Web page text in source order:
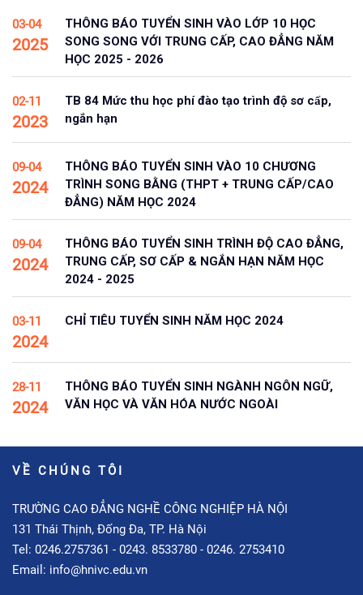
03-04
2025
THÔNG BÁO TUYỂN SINH VÀO LỚP 10 HỌC
SONG SONG VỚI TRUNG CẤP, CAO ĐẲNG NĂM
HỌC 2025 - 2026
02-11
2023
TB 84 Mức thu học phí đào tạo trình độ sơ cấp,
ngắn hạn
09-04
2024
THÔNG BÁO TUYỂN SINH VÀO 10 CHƯƠNG
TRÌNH SONG BẰNG (THPT + TRUNG CẤP/CAO
ĐẲNG) NĂM HỌC 2024
09-04
2024
THÔNG BÁO TUYỂN SINH TRÌNH ĐỘ CAO ĐẲNG,
TRUNG CẤP, SƠ CẤP & NGẮN HẠN NĂM HỌC
2024 - 2025
03-11
2024
CHỈ TIÊU TUYỂN SINH NĂM HỌC 2024
28-11
2024
THÔNG BÁO TUYỂN SINH NGÀNH NGÔN NGỮ,
VĂN HỌC VÀ VĂN HÓA NƯỚC NGOÀI
VỀ CHÚNG TÔI
TRƯỜNG CAO ĐẲNG NGHỀ CÔNG NGHIỆP HÀ NỘI
131 Thái Thịnh, Đống Đa, TP. Hà Nội
Tel: 0246.2757361 - 0243. 8533780 - 0246. 2753410
Email: info@hnivc.edu.vn